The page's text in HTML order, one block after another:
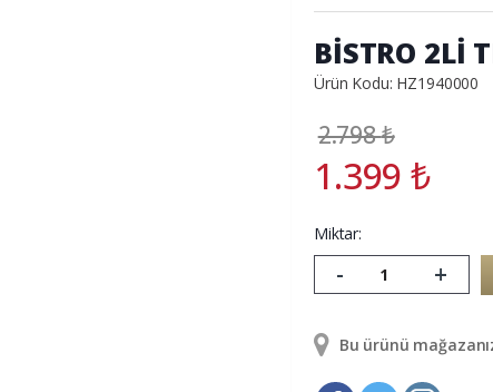
BİSTRO 2Lİ
Ürün Kodu: HZ1940000
2.798₺
1.399₺
Miktar:
- +
Bu ürünü